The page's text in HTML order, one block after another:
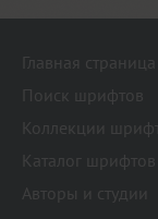
Главная страница
Поиск шрифтов
Коллекции
Каталог шрифтов
Авторы и студии